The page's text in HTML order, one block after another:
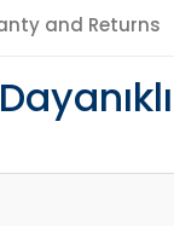
and Returns